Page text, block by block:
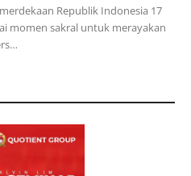
Republik Indonesia 17
momen sakral untuk merayakan